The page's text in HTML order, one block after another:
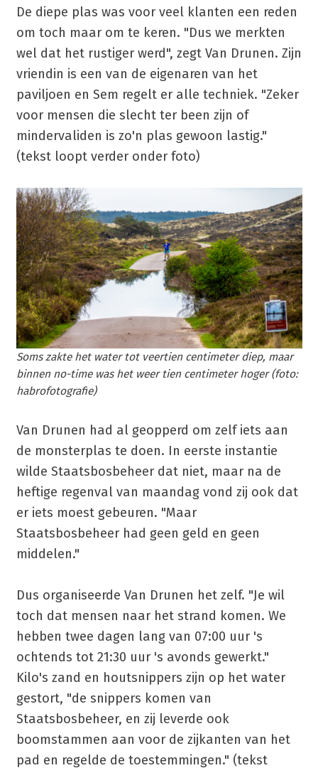
De diepe plas was voor veel klanten een reden
om toch maar om te keren. "Dus we merkten
wel dat het rustiger werd", zegt Van Drunen. Zijn
vriendin is een van de eigenaren van het
paviljoen en Sem regelt er alle techniek. "Zeker
voor mensen die slecht ter been zijn of
mindervaliden is zo'n plas gewoon lastig."
(tekst loopt verder onder foto)
Soms zakte het water tot veertien centimeter diep, maar
binnen no-time was het weer tien centimeter hoger (foto:
habrofotografie)
Van Drunen had al geopperd om zelf iets aan
de monsterplas te doen. In eerste instantie
wilde Staatsbosbeheer dat niet, maar na de
heftige regenval van maandag vond zij ook dat
er iets moest gebeuren. "Maar
Staatsbosbeheer had geen geld en geen
middelen."
Dus organiseerde Van Drunen het zelf. "Je wil
toch dat mensen naar het strand komen. We
hebben twee dagen lang van 07:00 uur 's
ochtends tot 21:30 uur 's avonds gewerkt."
Kilo's zand en houtsnippers zijn op het water
gestort, "de snippers komen van
Staatsbosbeheer, en zij leverde ook
boomstammen aan voor de zijkanten van het
pad en regelde de toestemmingen." (tekst